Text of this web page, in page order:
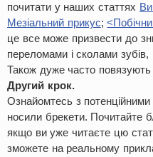
почитати у наших статтях
Мезіальний прикус;
це все може призвести до
переломами і сколами
Також дуже часто
Другий крок.
Ознайомтесь з
носили брекети. Почитайте
якщо ви уже читаєте цю
зможете на реальному